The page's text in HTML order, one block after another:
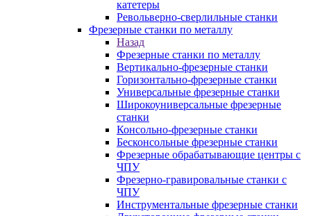
катетеры
Револьверно-сверлильные станки
Фрезерные станки по металлу
Назад
Фрезерные станки по металлу
Вертикально-фрезерные станки
Горизонтально-фрезерные станки
Универсальные фрезерные станки
Широкоуниверсальные фрезерные
станки
Консольно-фрезерные станки
Бесконсольные фрезерные станки
Фрезерные обрабатывающие центры с
ЧПУ
Фрезерно-гравировальные станки с
ЧПУ
Инструментальные фрезерные станки